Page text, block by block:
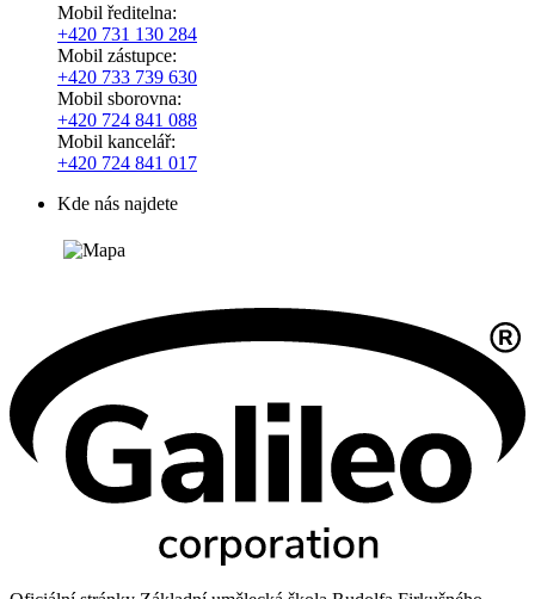
Mobil ředitelna:
+420 731 130 284
Mobil zástupce:
+420 733 739 630
Mobil sborovna:
+420 724 841 088
Mobil kancelář:
+420 724 841 017
Kde nás najdete